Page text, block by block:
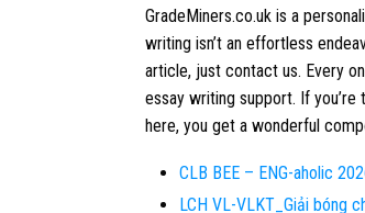
GradeMiners.co.uk is a
writing isn’t an effortless
article, just contact us. Every
essay writing support. If
here, you get a wonderful
CLB BEE – ENG-aholic
LCH VL-VLKT_Giải bóng